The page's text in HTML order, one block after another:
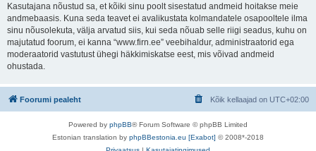
Kasutajana nõustud sa, et kõiki sinu poolt sisestatud andmeid hoitakse meie
andmebaasis. Kuna seda teavet ei avalikustata kolmandatele osapooltele ilma
sinu nõusolekuta, välja arvatud siis, kui seda nõuab selle riigi seadus, kuhu on
majutatud foorum, ei kanna “www.firn.ee” veebihaldur, administraatorid ega
moderaatorid vastutust ühegi häkkimiskatse eest, mis võivad andmeid
ohustada.
Foorumi pealeht Kõik kellaajad on UTC+02:00
Powered by phpBB® Forum Software © phpBB Limited
Estonian translation by phpBBestonia.eu [Exabot] © 2008*-2018